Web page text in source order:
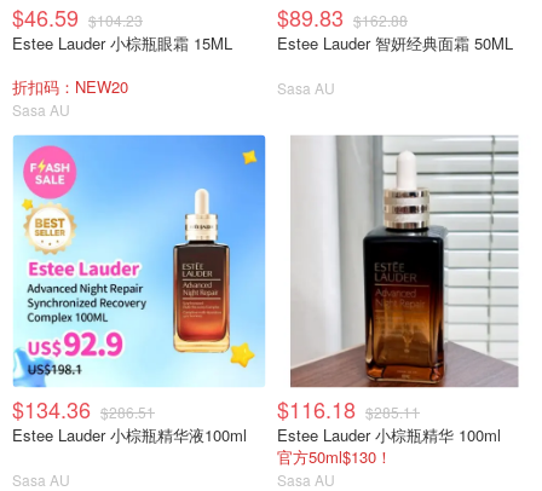
$46.59 $104.23
Estee Lauder 小棕瓶眼霜 15ML
折扣码：NEW20
Sasa AU
$89.83 $162.88
Estee Lauder 智妍经典面霜 50ML
Sasa AU
$134.36 $286.51
Estee Lauder 小棕瓶精华液100ml
Sasa AU
$116.18 $285.11
Estee Lauder 小棕瓶精华 100ml
官方50ml$130！
Sasa AU